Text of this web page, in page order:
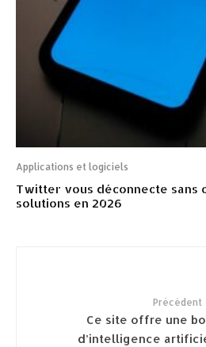
Applications et logiciels
Twitter vous déconnecte sans
solutions en 2026
Précédent
Ce site offre une
d’intelligence